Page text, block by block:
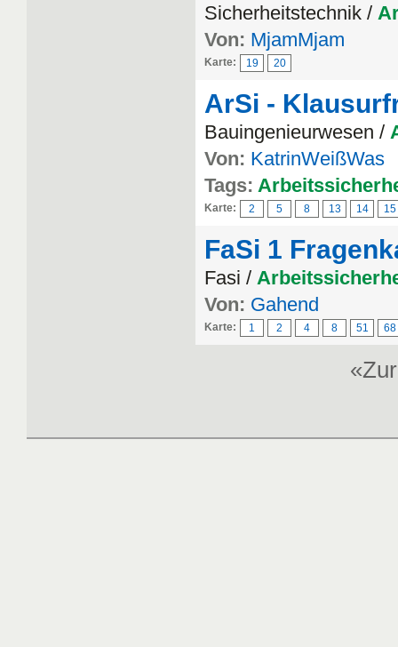
Sicherheitstechnik /
Von: MjamMjam
Karte: 19 20
ArSi -
Bauingenieurwesen /
Von: KatrinWeißWas
Tags:
Karte: 2 5 8 13 14 15
FaSi 1
Fasi /
Von: Gahend
Karte: 1 2 4 8 51 68